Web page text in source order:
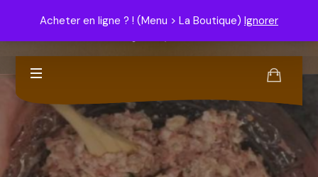
Acheter en ligne ? ! (Menu > La Boutique) Ignorer
principal
Domus-HomeCooking